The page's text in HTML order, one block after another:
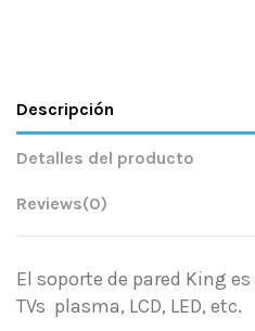
Descripción
Detalles del producto
Reviews(0)
El soporte de pared King
TVs plasma, LCD, LED, etc.